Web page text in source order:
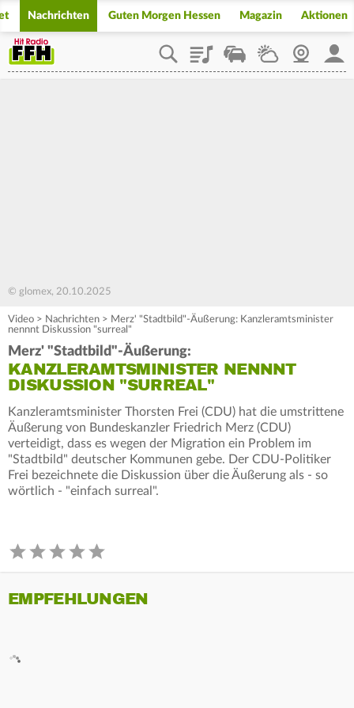
Nachrichten Guten Morgen Hessen Magazin Aktionen
PlaylistStaupilotWetterWebcam
© glomex, 20.10.2025
Video > Nachrichten > Merz' "Stadtbild"-Äußerung: Kanzleramtsminister
nennnt Diskussion "surreal"
Merz' "Stadtbild"-Äußerung:
KANZLERAMTSMINISTER NENNNT
DISKUSSION "SURREAL"
Kanzleramtsminister Thorsten Frei (CDU) hat die umstrittene
Äußerung von Bundeskanzler Friedrich Merz (CDU)
verteidigt, dass es wegen der Migration ein Problem im
"Stadtbild" deutscher Kommunen gebe. Der CDU-Politiker
Frei bezeichnete die Diskussion über die Äußerung als - so
wörtlich - "einfach surreal".
EMPFEHLUNGEN